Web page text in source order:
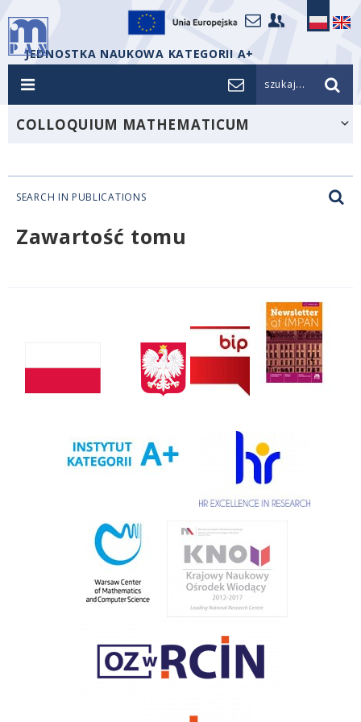
JEDNOSTKA NAUKOWA KATEGORII A+
szukaj...
COLLOQUIUM MATHEMATICUM
SEARCH IN PUBLICATIONS
Zawartość tomu